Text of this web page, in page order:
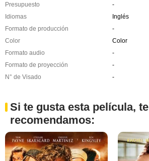
Presupuesto
-
Idiomas
Inglés
Formato de producción
-
Color
Color
Formato audio
-
Formato de proyección
-
N° de Visado
-
Si te gusta esta película, te
recomendamos: